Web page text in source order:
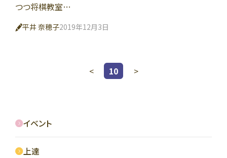
つつ将棋教室…
平井 奈穂子2019年12月3日
イベント
上達
< 10 >